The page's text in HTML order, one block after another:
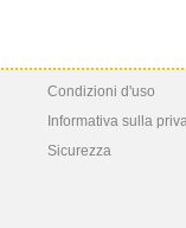
Condizioni d'uso
Informativa sulla
Sicurezza